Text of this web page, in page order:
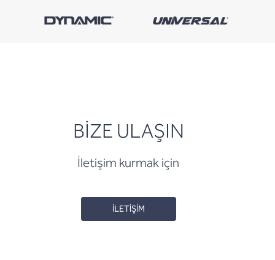
BİZE ULAŞIN
İletişim kurmak için
İLETİŞİM